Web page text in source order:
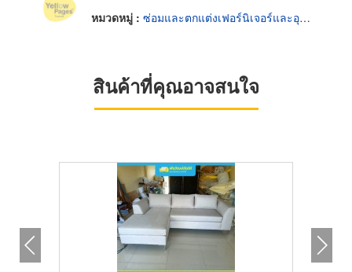
หมวดหมู่ : ซ่อมและตกแต่งเฟอร์นิเจอร์และอุปกรณ์สำนักงาน
สินค้าที่คุณอาจสนใจ